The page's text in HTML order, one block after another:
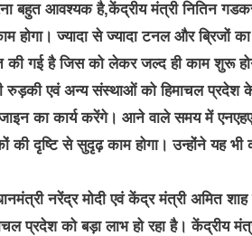
बहुत आवश्यक है,केंद्रीय मंत्री नितिन
होगा। ज्यादा से ज्यादा टनल और ब्रिजों
की गई है जिस को लेकर जल्द ही काम शुरू
एवं अन्य संस्थाओं को हिमाचल प्रदेश
का कार्य करेंगे। आने वाले समय में
की दृष्टि से सुदृढ़ काम होगा। उन्होंने यह
नरेंद्र मोदी एवं केंद्र मंत्री अमित
प्रदेश को बड़ा लाभ हो रहा है। केंद्रीय